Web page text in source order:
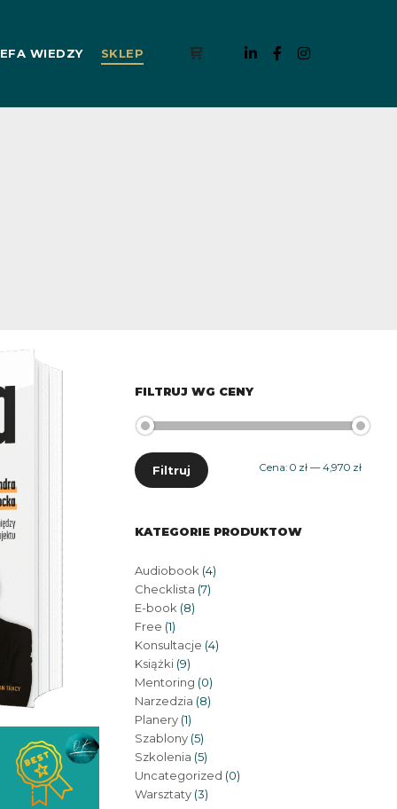
WIEDZY
SKLEP
FILTRUJ WG CENY
Cena
Cena
Filtruj Cena: 0 zł —4,970 zł
KATEGORIE PRODUKTOW
Audiobook (4)
Checklista (7)
E-book (8)
Free (1)
Konsultacje (4)
Książki (9)
Mentoring (0)
Narzedzia (8)
Planery (1)
Szablony (5)
Szkolenia (5)
Uncategorized (0)
Warsztaty (3)